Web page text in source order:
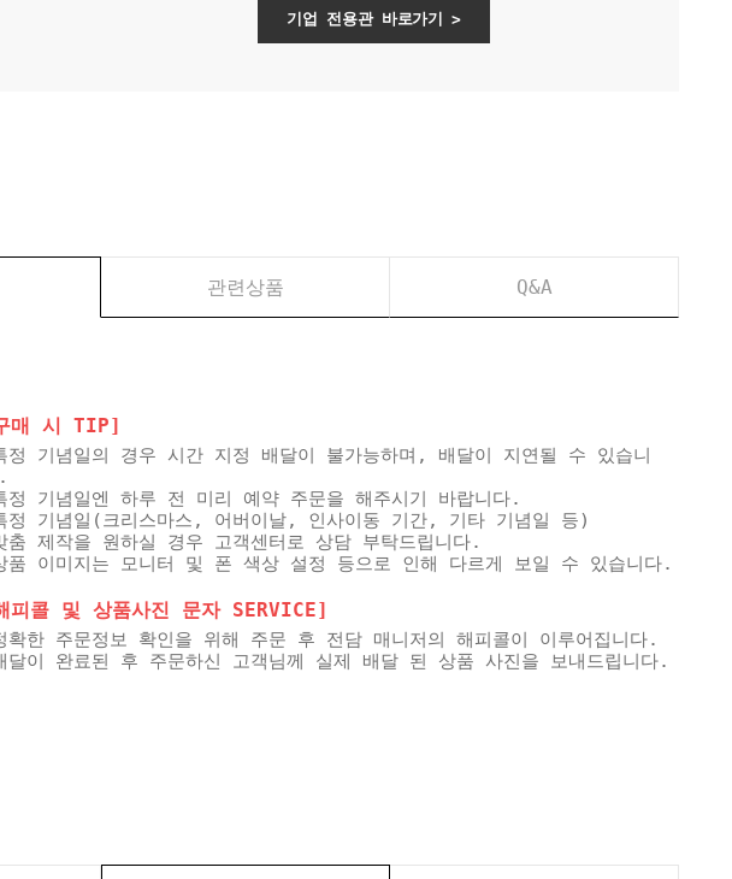
기업 전용관 바로가기 >
관련상품 Q&A
매 시 TIP]
정 기념일의 경우 시간 지정 배달이 불가능하며, 배달이 지연될 수 있습니
정 기념일엔 하루 전 미리 예약 주문을 해주시기 바랍니다.
정 기념일(크리스마스, 어버이날, 인사이동 기간, 기타 기념일 등)
춤 제작을 원하실 경우 고객센터로 상담 부탁드립니다.
품 이미지는 모니터 및 폰 색상 설정 등으로 인해 다르게 보일 수 있습니다.
피콜 및 상품사진 문자 SERVICE]
확한 주문정보 확인을 위해 주문 후 전담 매니저의 해피콜이 이루어집니다.
달이 완료된 후 주문하신 고객님께 실제 배달 된 상품 사진을 보내드립니다.